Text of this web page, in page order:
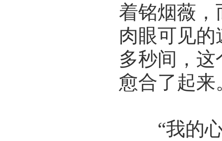
着铭烟薇
肉眼可见
多秒间，
愈合了起来
“我的心